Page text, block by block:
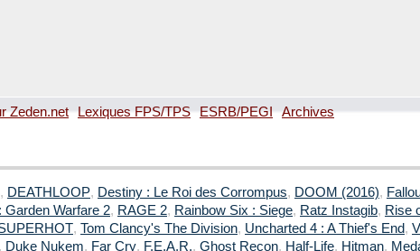
Zeden.net Lexiques FPS/TPS ESRB/PEGI
Archives
, DEATHLOOP, Destiny : Le Roi des Corrompus, DOOM (2016),
Garden Warfare 2, RAGE 2, Rainbow Six : Siege, Ratz Instagib, Rise
, Tom Clancy's The Division, Uncharted 4 : A Thief's End,
, Duke Nukem, Far Cry, F.E.A.R., Ghost Recon, Half-Life, Hitman,